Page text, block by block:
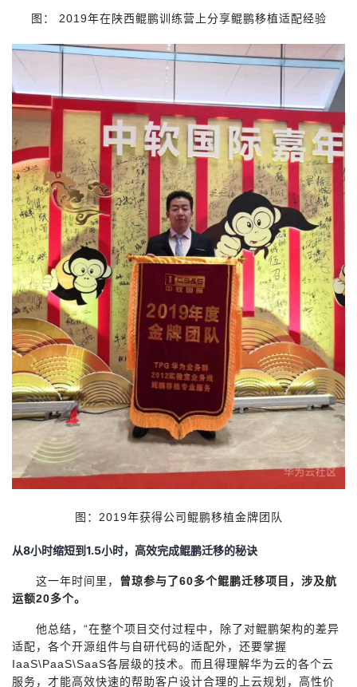
图： 2019年在陕西鲲鹏训练营上分享鲲鹏移植适配经验
图：2019年获得公司鲲鹏移植金牌团队
从8小时缩短到 1.5小时，高效完成鲲鹏迁移的秘诀
这一年时间里， 曾琼参与了60多个鲲鹏迁移项目，涉及航
运额20多个。
他总结，“在整个项目交付过程中，除了对鲲鹏架构的差异
适配，各个开源组件与自研代码的适配外，还要掌握
IaaS\PaaS\SaaS各层级的技术。而且得理解华为云的各个云
服务，才能高效快速的帮助客户设计合理的上云规划，高性价